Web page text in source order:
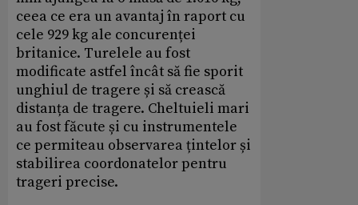
ceea ce era un avantaj în raport cu
cele 929 kg ale concurenței
britanice. Turelele au fost
modificate astfel încât să fie sporit
unghiul de tragere și să crească
distanța de tragere. Cheltuieli mari
au fost făcute și cu instrumentele
ce permiteau observarea țintelor și
stabilirea coordonatelor pentru
trageri precise.